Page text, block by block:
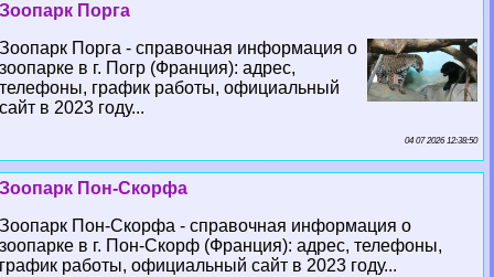
Зоопарк Порга
Зоопарк Порга - справочная информация о
зоопарке в г. Погр (Франция): адрес,
телефоны, график работы, официальный
сайт в 2023 году...
04 07 2026 12:38:50
Зоопарк Пон-Скорфа
Зоопарк Пон-Скорфа - справочная информация о
зоопарке в г. Пон-Скорф (Франция): адрес, телефоны,
график работы, официальный сайт в 2023 году...